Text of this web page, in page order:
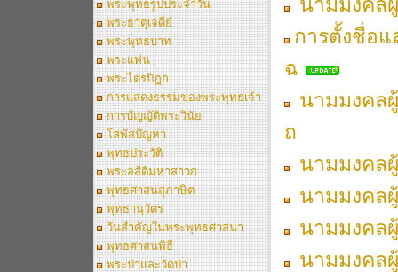
พระพุทธรูปประจำวัน
พระธาตุเจดีย์
พระพุทธบาท
พระแท่น
พระไตรปิฎก
การแสดงธรรมของพระพุทธเจ้า
การบัญญัติพระวินัย
โสพัสปัญหา
พุทธประวัติ
พระอสีติมหาสาวก
พุทธศาสนสุภาษิต
พุทธานุวัตร
วันสำคัญในพระพุทธศาสนา
พุทธศาสนพิธี
พระป่าและวัดป่า
การตั้งชื่อแ
ฉ
นามมงคล
ถ
นามมงคล
นามมงคล
นามมงคล
นามมงคล